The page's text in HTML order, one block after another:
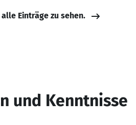
Einträge zu sehen.
und Kenntnisse